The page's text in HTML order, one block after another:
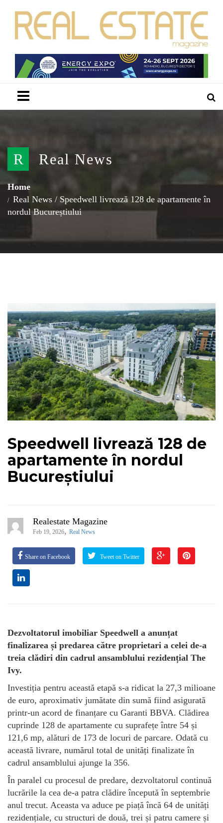
R Real News
Home
Real News / Speedwell livrează 128 de apartamente în
nordul Bucureștiului
Speedwell livrează 128 de
apartamente în nordul
Bucureștiului
Realestate Magazine
Feb 19, 2026, Real News
Share on Facebook Tweet on Twitter
Dezvoltatorul imobiliar Speedwell a anunțat
finalizarea și predarea către proprietari a celei de-a
treia clădiri din cadrul ansamblului rezidențial The
Ivy.
Investiția pentru această etapă s-a ridicat la 27,3 milioane
de euro, aproximativ jumătate din sumă fiind asigurată
printr-un acord de finanțare cu Garanti BBVA. Clădirea
cuprinde 128 de apartamente cu suprafețe între 54 și
121,6 mp, alături de 173 de locuri de parcare. Odată cu
această livrare, numărul total de unități finalizate în
cadrul ansamblului ajunge la 356.
În paralel cu procesul de predare, dezvoltatorul continuă
lucrările la cea de-a patra clădire începută în septembrie
anul trecut. Aceasta va aduce pe piață încă 64 de unități
rezidențiale, cu structuri de două, trei și patru camere și